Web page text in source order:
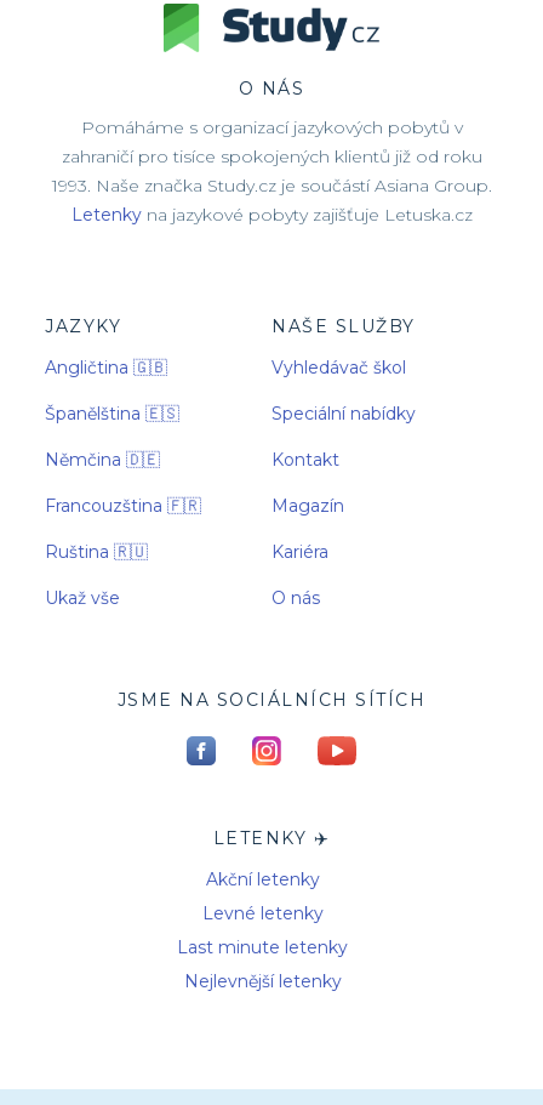
O NÁS
Pomáháme s organizací jazykových pobytů v
zahraničí pro tisíce spokojených klientů již od roku
1993. Naše značka Study.cz je součástí Asiana Group.
Letenkyna jazykové pobyty zajišťuje Letuska.cz
JAZYKY
Angličtina 🇬🇧
Španělština 🇪🇸
Němčina 🇩🇪
Francouzština 🇫🇷
Ruština 🇷🇺
Ukaž vše
NAŠE SLUŽBY
Vyhledávač škol
Speciální nabídky
Kontakt
Magazín
Kariéra
O nás
JSME NA SOCIÁLNÍCH SÍTÍCH
LETENKY ✈️
Akční letenky
Levné letenky
Last minute letenky
Nejlevnější letenky